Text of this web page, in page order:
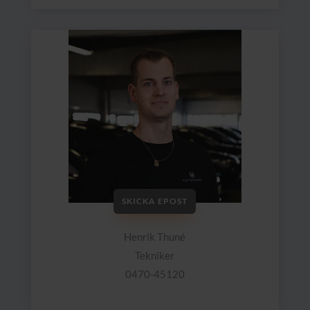
SKICKA EPOST
Henrik Thuné
Tekniker
0470-45120